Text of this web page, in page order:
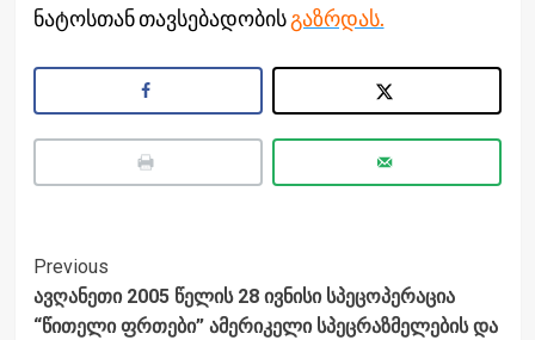
ნატოსთან თავსებადობისგაზრდას.
Post
Navigation
Previous
ავღანეთი 2005 წელის 28 ივნისი სპეცოპერაცია
“წითელი ფრთები” ამერიკელი სპეცრაზმელების და